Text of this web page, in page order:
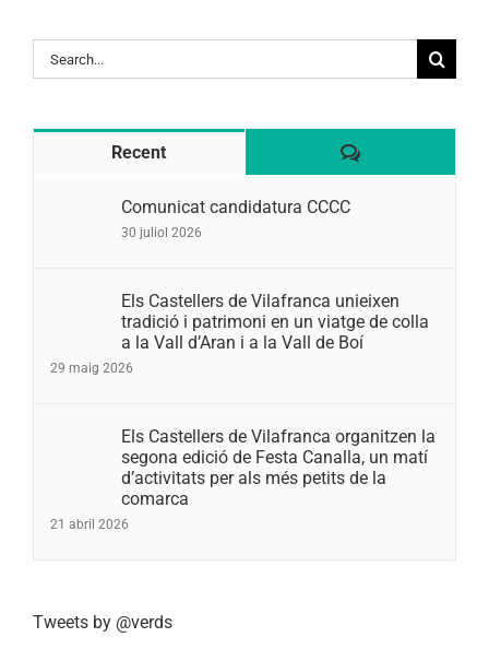
Search
for:
Recent Comentaris
Comunicat candidatura CCCC
30 juliol 2026
Els Castellers de Vilafranca unieixen
tradició i patrimoni en un viatge de colla
a la Vall d’Aran i a la Vall de Boí
29 maig 2026
Els Castellers de Vilafranca organitzen la
segona edició de Festa Canalla, un matí
d’activitats per als més petits de la
comarca
21 abril 2026
Tweets by @verds